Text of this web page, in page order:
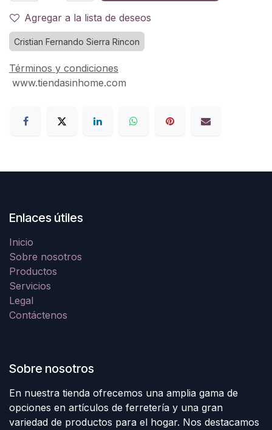
Agregar a la lista de deseos
Cristian Fernando Sierra Rincon
Términos y condiciones
www.tiendasinhome.com
Enlaces útiles
Inicio
Sobre nosotros
Productos
Servicios
Legal
Contáctenos
Sobre nosotros
En nuestra tienda ofrecemos una amplia gama de
opciones en artículos de ferretería y una gran
variedad de productos para el hogar. Nos destacamos